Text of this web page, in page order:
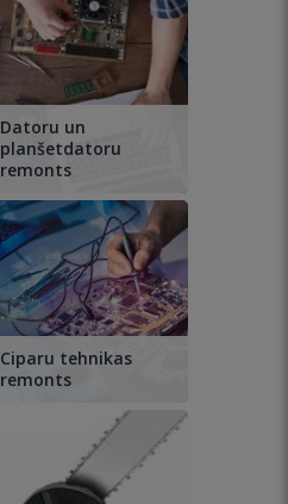
Datoru un
planšetdatoru
remonts
Ciparu tehnikas
remonts